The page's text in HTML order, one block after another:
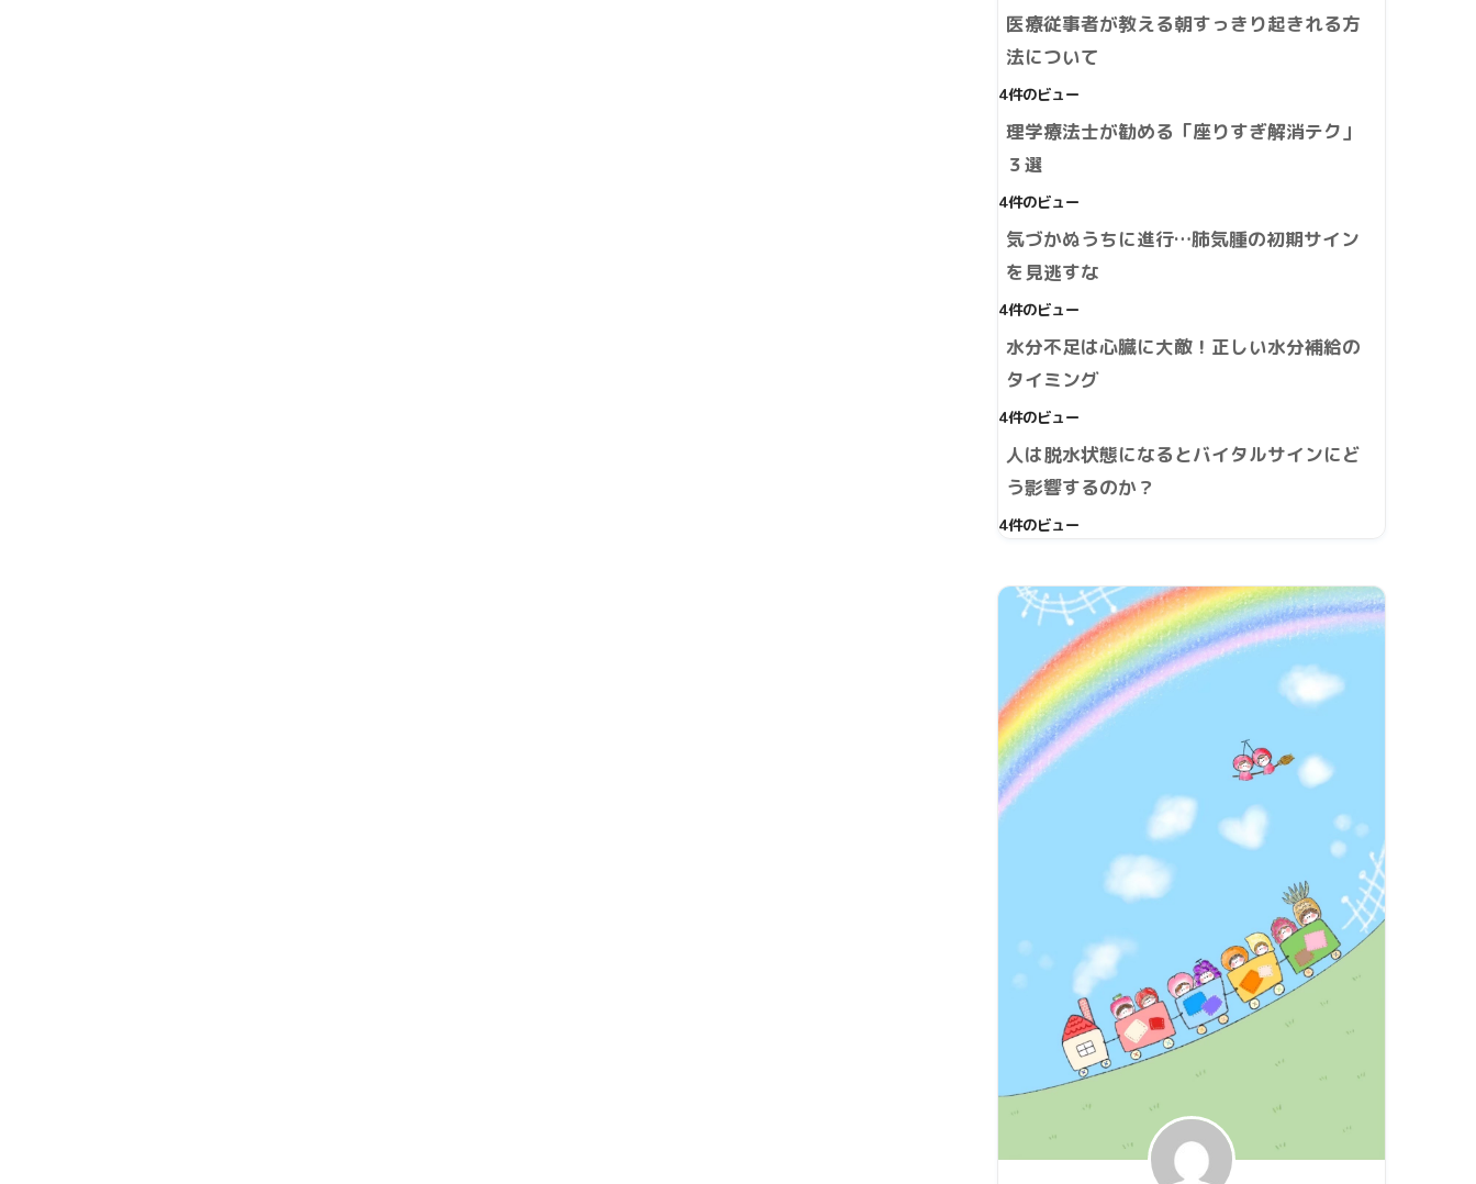
医療従事者が教える朝すっきり起きれる方
法について
4件のビュー
理学療法士が勧める「座りすぎ解消テク」
３選
4件のビュー
気づかぬうちに進行…肺気腫の初期サイン
を見逃すな
4件のビュー
水分不足は心臓に大敵！正しい水分補給の
タイミング
4件のビュー
人は脱水状態になるとバイタルサインにど
う影響するのか？
4件のビュー